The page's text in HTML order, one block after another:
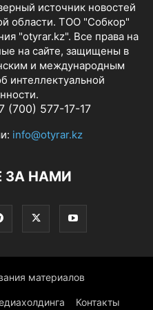
источник новостей
области. ТОО "Собкор"
"otyrar.kz". Все права на
на сайте, защищены в
и международным
интеллектуальной
(700) 577-17-17
info@otyrar.kz
ЗА НАМИ
материалов
Контакты